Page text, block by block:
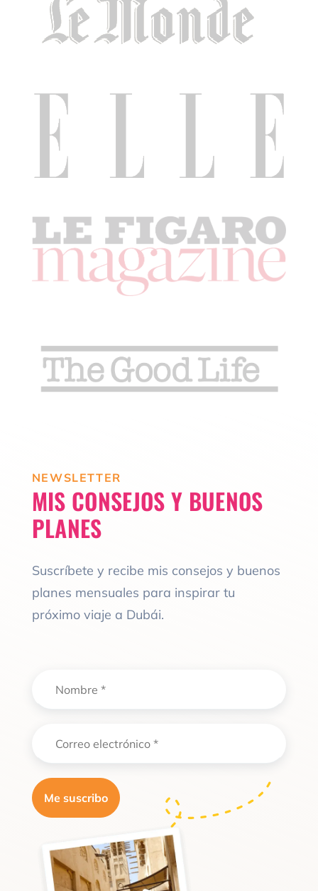
NEWSLETTER
MIS CONSEJOS Y BUENOS
PLANES
Suscríbete y recibe mis consejos y buenos
planes mensuales para inspirar tu
próximo viaje a Dubái.